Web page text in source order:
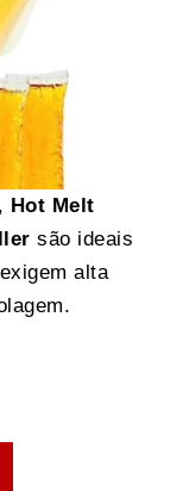
, Hot Melt
são ideais
alta